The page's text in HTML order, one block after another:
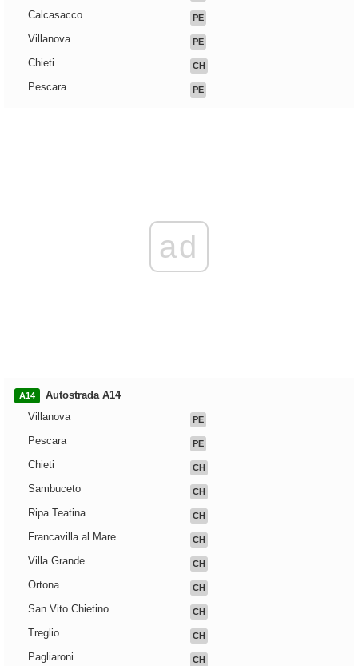
Calcasacco PE
Villanova PE
Chieti CH
Pescara PE
ad
A14
Autostrada A14
Villanova
PE
Pescara PE
Chieti CH
Sambuceto CH
Ripa Teatina CH
Francavilla al Mare CH
Villa Grande CH
Ortona CH
San Vito Chietino CH
Treglio CH
Pagliaroni CH